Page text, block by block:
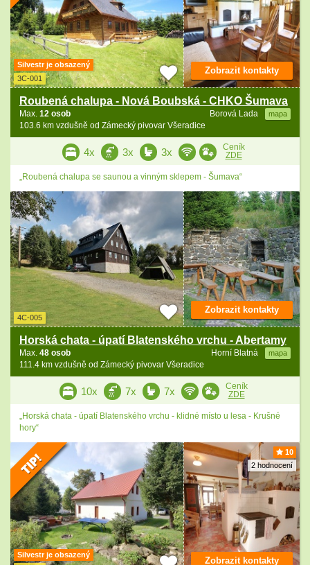
Silvestr je obsazený
3C-001
Roubená chalupa - Nová Boubská - CHKO Šumava
Borová Lada mapa
Max. 12 osob
103.6 km vzdušně od Zámecký pivovar Všeradice
Zobrazit kontakty
4x 3x 3x
Ceník
ZDE
„Roubená chalupa se saunou a vinným sklepem - Šumava“
4C-005
Horská chata - úpatí Blatenského vrchu - Abertamy
Horní Blatná mapa
Max. 48 osob
111.4 km vzdušně od Zámecký pivovar Všeradice
Zobrazit kontakty
10x 7x 7x
Ceník
ZDE
„Horská chata - úpatí Blatenského vrchu - klidné místo u lesa - Krušné
hory“
10
2 hodnocení
Silvestr je obsazený
Zobrazit kontakty